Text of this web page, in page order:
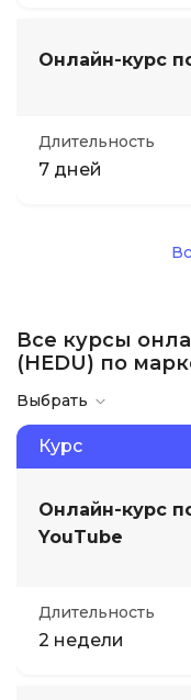
Онлайн-курс
Длительность
7 дней
Все курсы
(HEDU) по
Выбрать
Курс
Онлайн-курс
YouTube
Длительность
2 недели